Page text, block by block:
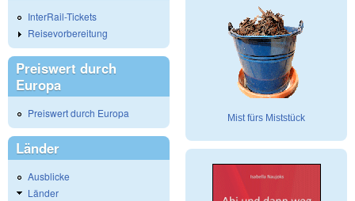
InterRail-Tickets
Reisevorbereitung
Preiswert durch
Europa
Preiswert durch Europa
Länder
Ausblicke
Länder
Mist fürs Miststück